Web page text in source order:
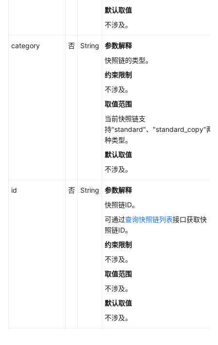
站
默认取值
不涉及。
category 否 String
参数解释
快照链的类型。
约束限制
不涉及。
取值范围
当前快照链支
持"standard"、"standard_copy"两
种类型。
默认取值
不涉及。
id 否 String
参数解释
快照链ID。
可通过查询快照链列表接口获取快
照链ID。
约束限制
不涉及。
取值范围
不涉及。
默认取值
不涉及。